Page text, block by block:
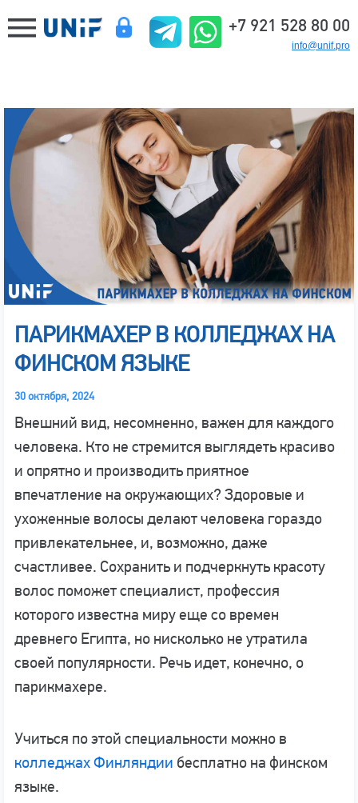
+7 921 528 80 00
info@unif.pro
ПАРИКМАХЕР В КОЛЛЕДЖАХ НА
ФИНСКОМ ЯЗЫКЕ
30 октября, 2024
Внешний вид, несомненно, важен для каждого
человека. Кто не стремится выглядеть красиво
и опрятно и производить приятное
впечатление на окружающих? Здоровые и
ухоженные волосы делают человека гораздо
привлекательнее, и, возможно, даже
счастливее. Сохранить и подчеркнуть красоту
волос поможет специалист, профессия
которого известна миру еще со времен
древнего Египта, но нисколько не утратила
своей популярности. Речь идет, конечно, о
парикмахере.
Учиться по этой специальности можно в
колледжах Финляндии бесплатно на финском
языке.